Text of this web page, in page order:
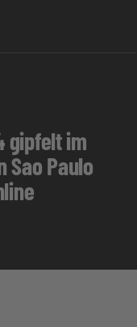
gipfelt im
Sao Paulo